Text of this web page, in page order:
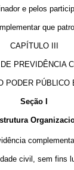
e pelos
que
CAPÍTULO III
PREVIDÊNCIA
PODER
Seção I
civil, sem fins